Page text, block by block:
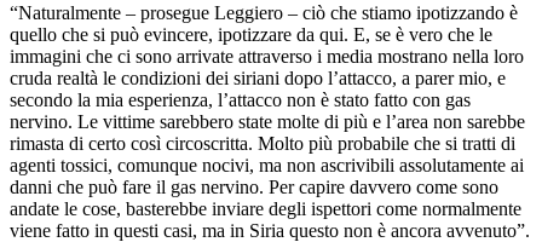
“Naturalmente – prosegue Leggiero – ciò che stiamo ipotizzando è
quello che si può evincere, ipotizzare da qui. E, se è vero che le
immagini che ci sono arrivate attraverso i media mostrano nella loro
cruda realtà le condizioni dei siriani dopo l’attacco, a parer mio, e
secondo la mia esperienza, l’attacco non è stato fatto con gas
nervino. Le vittime sarebbero state molte di più e l’area non sarebbe
rimasta di certo così circoscritta. Molto più probabile che si tratti di
agenti tossici, comunque nocivi, ma non ascrivibili assolutamente ai
danni che può fare il gas nervino. Per capire davvero come sono
andate le cose, basterebbe inviare degli ispettori come normalmente
viene fatto in questi casi, ma in Siria questo non è ancora avvenuto”.